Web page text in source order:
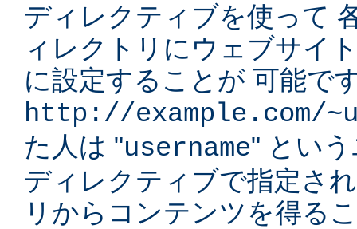
ディレクティブを使って
ィレクトリにウェブサイ
に設定することが 可能で
http://example.com/
た人は "username" とい
ディレクティブで指定さ
リからコンテンツを得る